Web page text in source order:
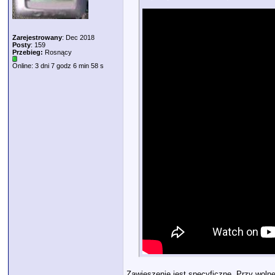
Zarejestrowany: Dec 2018
Posty: 159
Przebieg: Rosnący
Online: 3 dni 7 godz 6 min 58 s